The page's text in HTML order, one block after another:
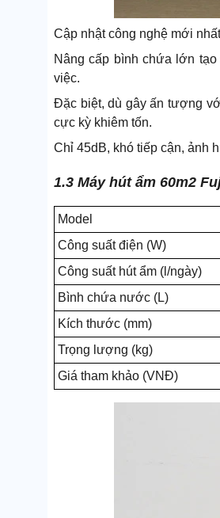
Cập nhật công nghệ mới
Nâng cấp bình chứa lớn
việc.
Đặc biệt, dù gây ấn tượng
cực kỳ khiêm tốn.
Chỉ 45dB, khó tiếp cận, ảnh
1.3 Máy hút ẩm 60m2
Model
Công suất điện (W)
Công suất hút ẩm (l/ngày)
Bình chứa nước (L)
Kích thước (mm)
Trọng lượng (kg)
Giá tham khảo (VNĐ)